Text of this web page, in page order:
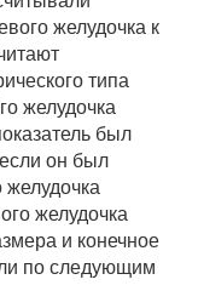
желудочка к
типа
желудочка
был
он был
желудочка
и конечное
по следующим